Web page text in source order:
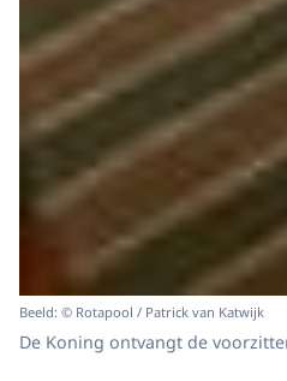
Beeld: © Rotapool / Patrick van Katwijk
De Koning ontvangt de